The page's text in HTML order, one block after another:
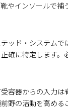
やインソールで補
ッド・システム
確に特定します。
容器からの入力
野の活動を高め